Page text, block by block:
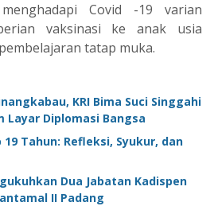
Covid -19 varian
vaksinasi ke anak usia
tatap muka.
KRI Bima Suci Singgahi
Layar Diplomasi Bangsa
Tahun: Refleksi, Syukur, dan
Dua Jabatan Kadispen
II Padang